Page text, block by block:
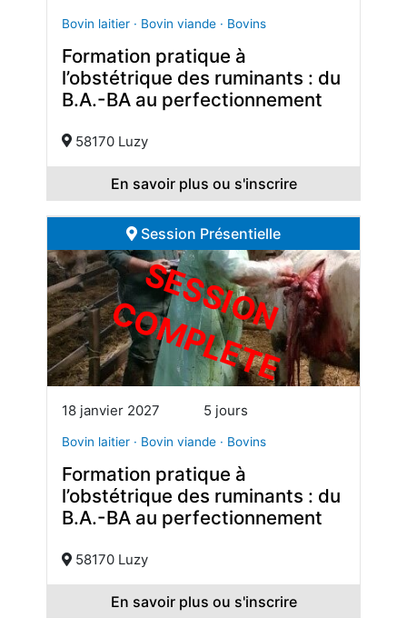
Bovin laitier · Bovin viande · Bovins
Formation pratique à
l’obstétrique des ruminants : du
B.A.-BA au perfectionnement
58170 Luzy
En savoir plus ou s'inscrire
Session Présentielle
S
E
S
S
I
O
N C
O
M
P
L
E
T
E
18 janvier 2027 5 jours
Bovin laitier · Bovin viande · Bovins
Formation pratique à
l’obstétrique des ruminants : du
B.A.-BA au perfectionnement
58170 Luzy
En savoir plus ou s'inscrire